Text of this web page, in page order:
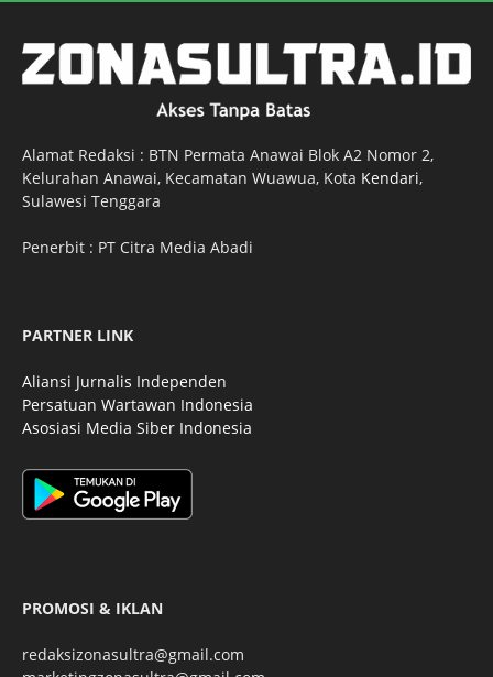
Alamat Redaksi : BTN Permata Anawai Blok A2 Nomor 2,
Kelurahan Anawai, Kecamatan Wuawua, Kota Kendari,
Sulawesi Tenggara
Penerbit : PT Citra Media Abadi
PARTNER LINK
Aliansi Jurnalis Independen
Persatuan Wartawan Indonesia
Asosiasi Media Siber Indonesia
PROMOSI & IKLAN
redaksizonasultra@gmail.com